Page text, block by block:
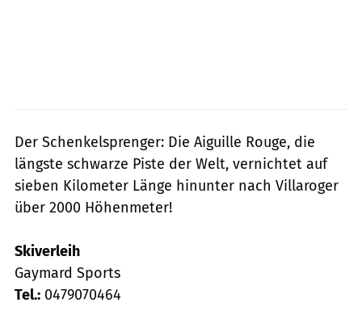
Der Schenkelsprenger: Die Aiguille Rouge, die
längste schwarze Piste der Welt, vernichtet auf
sieben Kilometer Länge hinunter nach Villaroger
über 2000 Höhenmeter!
Skiverleih
Gaymard Sports
Tel.: 0479070464